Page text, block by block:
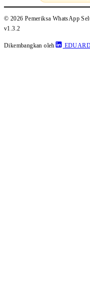
© 2026 Pemeriksa WhatsApp
v1.3.2
Dikembangkan oleh